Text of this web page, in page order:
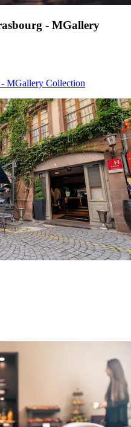
- MGallery
MGallery Collection